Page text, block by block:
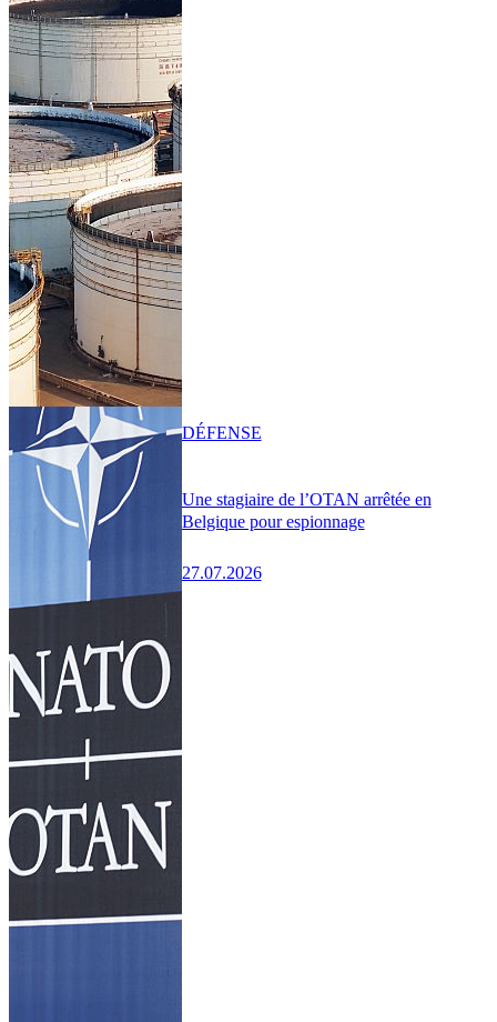
Une stagiaire de l’OTAN arrêtée en
Belgique pour espionnage
27.07.2026
DÉFENSE